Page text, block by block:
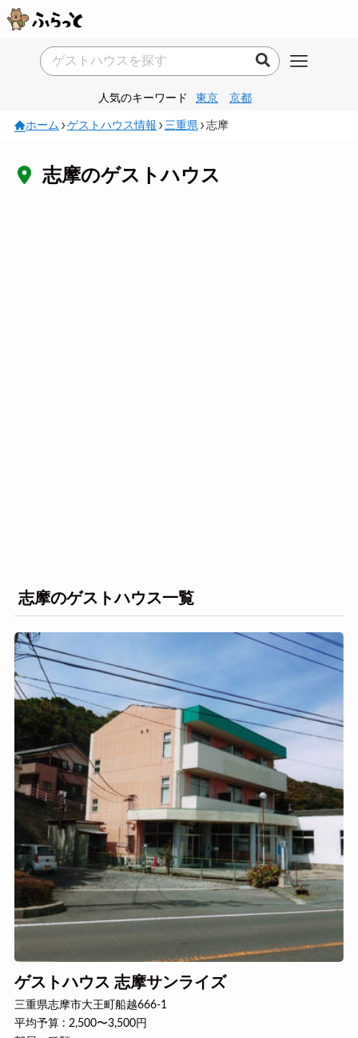
人気のキーワード 東京 京都
ホーム ゲストハウス情報 三重県 志摩
志摩のゲストハウス
志摩のゲストハウス一覧
ゲストハウス 志摩サンライズ
三重県志摩市大王町船越666-1
平均予算 : 2,500〜3,500円